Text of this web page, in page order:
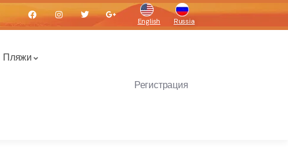
English Russia
Пляжи
Регистрация